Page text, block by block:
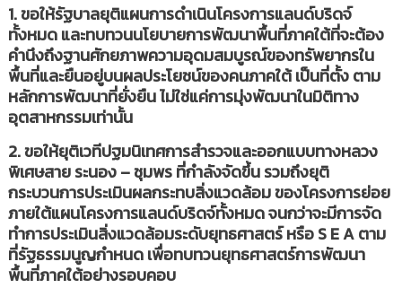
1. ขอให้รัฐบาลยุติแผนการดำเนินโครงการแลนด์บริดจ์
ทั้งหมด และทบทวนนโยบายการพัฒนาพื้นที่ภาคใต้ที่จะต้อง
คำนึงถึงฐานศักยภาพความอุดมสมบูรณ์ของทรัพยากรใน
พื้นที่และยืนอยู่บนผลประโยชน์ของคนภาคใต้ เป็นที่ตั้ง ตาม
หลักการพัฒนาที่ยั่งยืน ไม่ใช่แค่การมุ่งพัฒนาในมิติทาง
อุตสาหกรรมเท่านั้น
2. ขอให้ยุติเวทีปฐมนิเทศการสำรวจและออกแบบทางหลวง
พิเศษสาย ระนอง – ชุมพร ที่กำลังจัดขึ้น รวมถึงยุติ
กระบวนการประเมินผลกระทบสิ่งแวดล้อม ของโครงการย่อย
ภายใต้แผนโครงการแลนด์บริดจ์ทั้งหมด จนกว่าจะมีการจัด
ทำการประเมินสิ่งแวดล้อมระดับยุทธศาสตร์ หรือ S E A ตาม
ที่รัฐธรรมนูญกำหนด เพื่อทบทวนยุทธศาสตร์การพัฒนา
พื้นที่ภาคใต้อย่างรอบคอบ